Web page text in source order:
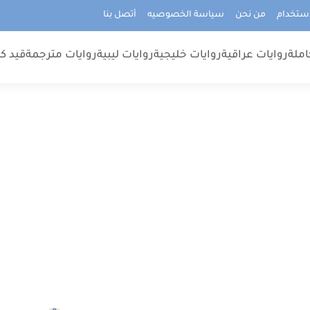
من نحن سياسة الخصوصيه أتصل بنا
روايات عراقيةروايات خليجيةروايات ليبيةروايات مترجمةقيد